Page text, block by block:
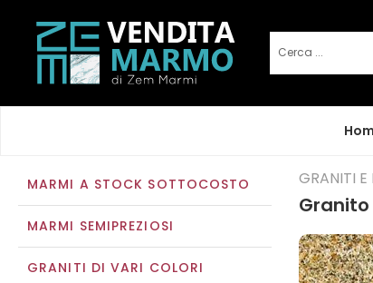
MARMI A STOCK SOTTOCOSTO
MARMI SEMIPREZIOSI
GRANITI DI VARI COLORI
GRANITI
Granito